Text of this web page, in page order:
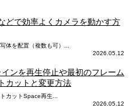
どで効率よくカメラを動かす方
体を配置（複数も可）...
2026.05.12
インを再生停止や最初のフレーム
カットと変更方法
カットSpace再生...
2026.05.12